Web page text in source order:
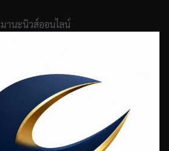
มานะนิวส์ออนไลน์